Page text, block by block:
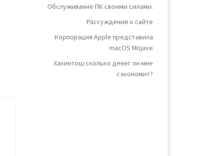
Обслуживание ПК своими силами.
Рассуждения о сайте
Корпорация Apple представила
macOS Mojave
Хакинтош сколько денег он мне
сэкономит?